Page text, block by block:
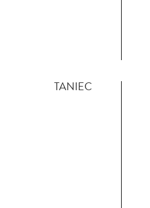
TANIEC